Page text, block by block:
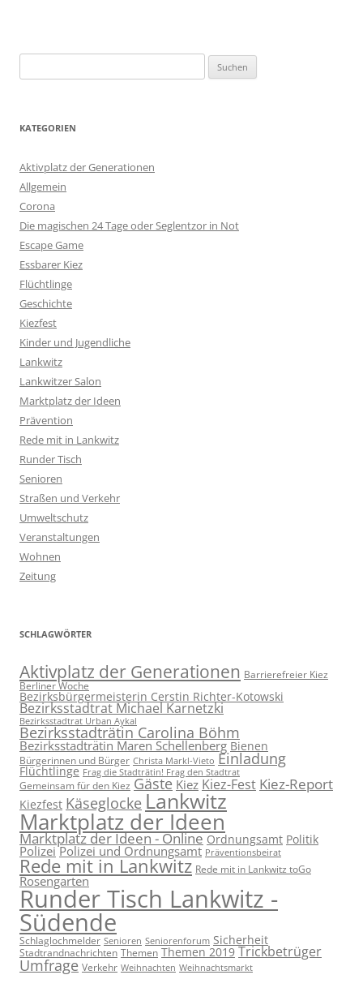
nach:
KATEGORIEN
Aktivplatz der Generationen
Allgemein
Corona
Die magischen 24 Tage oder Seglentzor in Not
Escape Game
Essbarer Kiez
Flüchtlinge
Geschichte
Kiezfest
Kinder und Jugendliche
Lankwitz
Lankwitzer Salon
Marktplatz der Ideen
Prävention
Rede mit in Lankwitz
Runder Tisch
Senioren
Straßen und Verkehr
Umweltschutz
Veranstaltungen
Wohnen
Zeitung
SCHLAGWÖRTER
Aktivplatz der Generationen Barrierefreier Kiez
Berliner Woche
Bezirksbürgermeisterin Cerstin Richter-Kotowski
Bezirksstadtrat Michael Karnetzki
Bezirksstadtrat Urban Aykal
Bezirksstadträtin Carolina Böhm
Bezirksstadträtin Maren Schellenberg Bienen
Bürgerinnen und Bürger Christa Markl-Vieto Einladung
Flüchtlinge Frag die Stadträtin! Frag den Stadtrat
Gemeinsam für den Kiez Gäste Kiez Kiez-Fest Kiez-Report
Kiezfest Käseglocke Lankwitz
Marktplatz der Ideen
Marktplatz der Ideen - Online Ordnungsamt Politik
Polizei Polizei und Ordnungsamt Präventionsbeirat
Rede mit in Lankwitz Rede mit in Lankwitz toGo
Rosengarten
Runder Tisch Lankwitz -
Südende
Schlaglochmelder Senioren Seniorenforum Sicherheit
Stadtrandnachrichten Themen Themen 2019 Trickbetrüger
Umfrage Verkehr Weihnachten Weihnachtsmarkt